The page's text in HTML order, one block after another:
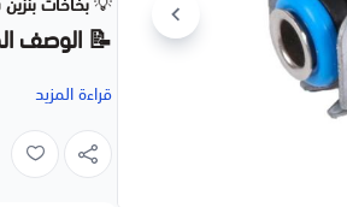
📝 الوصف
🚗
قراءة المزيد